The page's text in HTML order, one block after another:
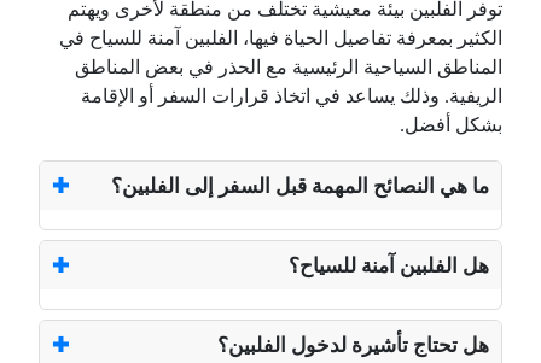
توفر الفلبين بيئة معيشية تختلف من منطقة لأخرى ويهتم
الكثير بمعرفة تفاصيل الحياة فيها، الفلبين آمنة للسياح في
المناطق السياحية الرئيسية مع الحذر في بعض المناطق
الريفية. وذلك يساعد في اتخاذ قرارات السفر أو الإقامة
بشكل أفضل.
ما هي النصائح المهمة قبل السفر إلى الفلبين؟
هل الفلبين آمنة للسياح؟
هل تحتاج تأشيرة لدخول الفلبين؟